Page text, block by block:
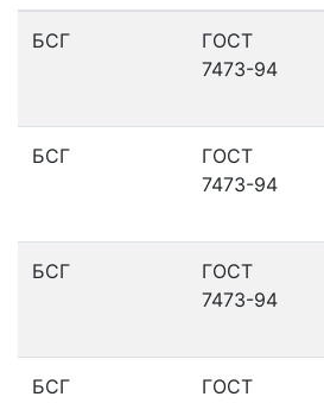
БСГ
ГОСТ
7473-94
БСГ
ГОСТ
7473-94
БСГ
ГОСТ
7473-94
БСГ
ГОСТ